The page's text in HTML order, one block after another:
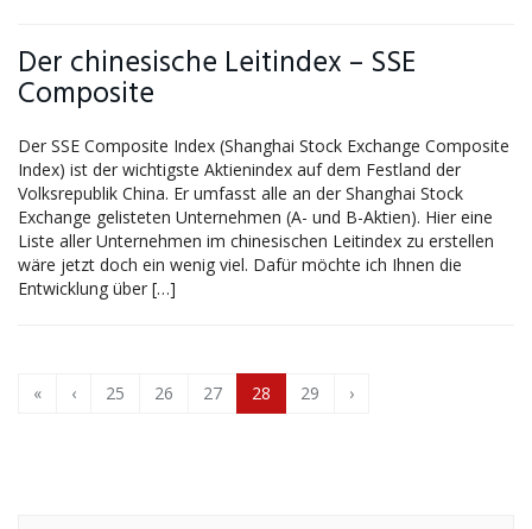
Der chinesische Leitindex – SSE
Composite
Der SSE Composite Index (Shanghai Stock Exchange Composite
Index) ist der wichtigste Aktienindex auf dem Festland der
Volksrepublik China. Er umfasst alle an der Shanghai Stock
Exchange gelisteten Unternehmen (A- und B-Aktien). Hier eine
Liste aller Unternehmen im chinesischen Leitindex zu erstellen
wäre jetzt doch ein wenig viel. Dafür möchte ich Ihnen die
Entwicklung über […]
« ‹ 25 26 27 28 29 ›